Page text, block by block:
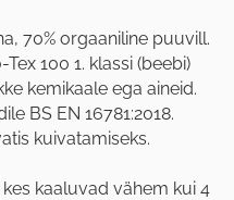
70% orgaaniline puuvill.
100 1. klassi (beebi)
kemikaale ega aineid.
BS EN 16781:2018.
kuivatamiseks.
kaaluvad vähem kui 4